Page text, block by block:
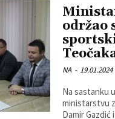
održao
NA - 19.01.2024
Na sastanku
ministarstvu
Damir